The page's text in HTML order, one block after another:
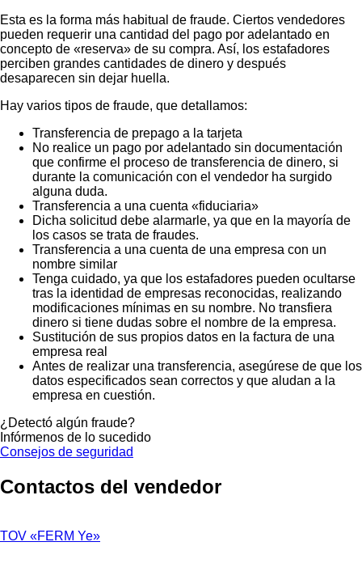
Esta es la forma más habitual de fraude. Ciertos vendedores
pueden requerir una cantidad del pago por adelantado en
concepto de «reserva» de su compra. Así, los estafadores
perciben grandes cantidades de dinero y después
desaparecen sin dejar huella.
Hay varios tipos de fraude, que detallamos:
Transferencia de prepago a la tarjeta
No realice un pago por adelantado sin documentación
que confirme el proceso de transferencia de dinero, si
durante la comunicación con el vendedor ha surgido
alguna duda.
Transferencia a una cuenta «fiduciaria»
Dicha solicitud debe alarmarle, ya que en la mayoría de
los casos se trata de fraudes.
Transferencia a una cuenta de una empresa con un
nombre similar
Tenga cuidado, ya que los estafadores pueden ocultarse
tras la identidad de empresas reconocidas, realizando
modificaciones mínimas en su nombre. No transfiera
dinero si tiene dudas sobre el nombre de la empresa.
Sustitución de sus propios datos en la factura de una
empresa real
Antes de realizar una transferencia, asegúrese de que los
datos especificados sean correctos y que aludan a la
empresa en cuestión.
¿Detectó algún fraude?
Infórmenos de lo sucedido
Consejos de seguridad
Contactos del vendedor
TOV «FERM Ye»